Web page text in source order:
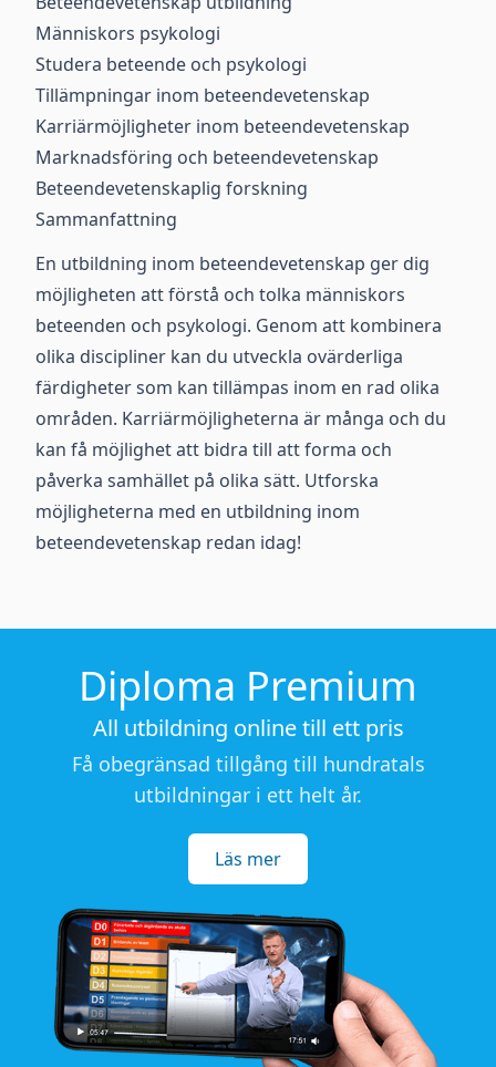
Människors psykologi
Studera beteende och psykologi
Tillämpningar inom beteendevetenskap
Karriärmöjligheter inom beteendevetenskap
Marknadsföring och beteendevetenskap
Beteendevetenskaplig forskning
Sammanfattning
En utbildning inom beteendevetenskap ger dig
möjligheten att förstå och tolka människors
beteenden och psykologi. Genom att kombinera
olika discipliner kan du utveckla ovärderliga
färdigheter som kan tillämpas inom en rad olika
områden. Karriärmöjligheterna är många och du
kan få möjlighet att bidra till att forma och
påverka samhället på olika sätt. Utforska
möjligheterna med en utbildning inom
beteendevetenskap redan idag!
Diploma Premium
All utbildning online till ett pris
Få obegränsad tillgång till hundratals
utbildningar i ett helt år.
Läs mer